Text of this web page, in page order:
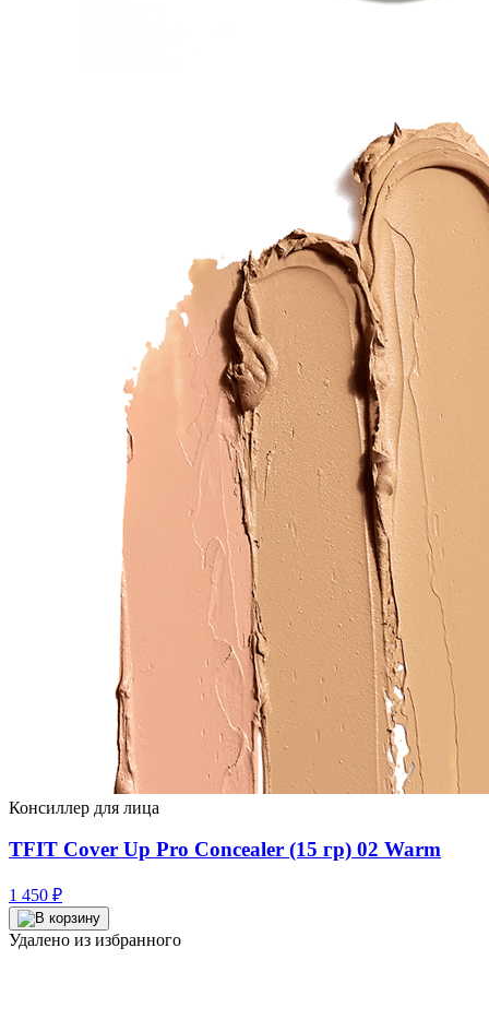
Консиллер для лица
TFIT Cover Up Pro Concealer (15 гр) 02 Warm
1 450 ₽
Удалено из избранного